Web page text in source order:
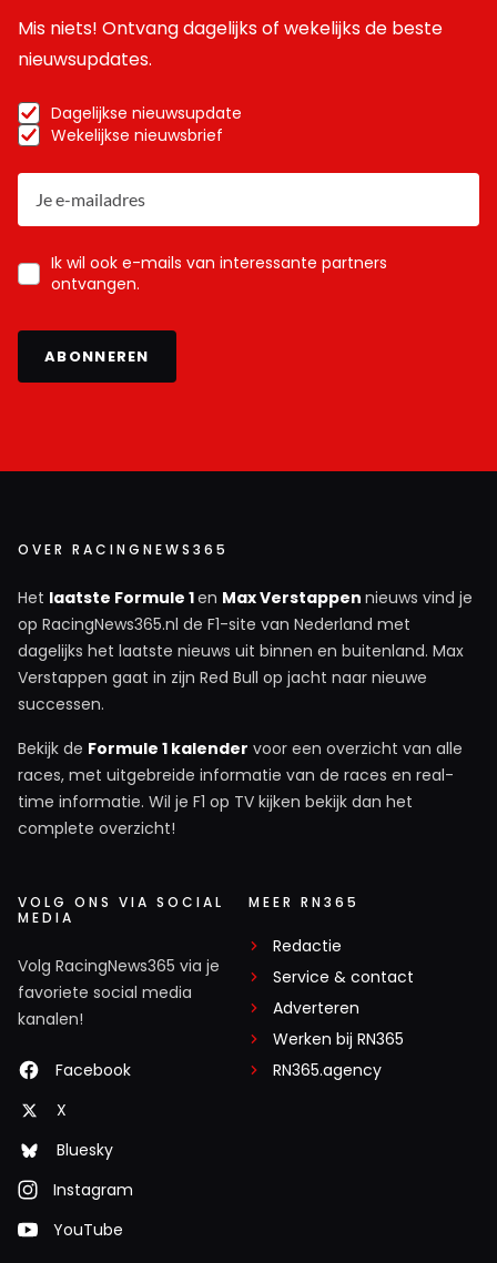
Mis niets! Ontvang dagelijks of wekelijks de beste
nieuwsupdates.
Dagelijkse nieuwsupdate
Wekelijkse nieuwsbrief
Ik wil ook e-mails van interessante partners
ontvangen.
ABONNEREN
OVER RACINGNEWS365
Het laatste Formule 1en Max Verstappen nieuws vind je
op RacingNews365.nl de F1-site van Nederland met
dagelijks het laatste nieuws uit binnen en buitenland. Max
Verstappen gaat in zijn Red Bull op jacht naar nieuwe
successen.
Bekijk de Formule 1 kalender voor een overzicht van alle
races, met uitgebreide informatie van de races en real-
time informatie. Wil je F1 op TV kijken bekijk dan het
complete overzicht!
VOLG ONS VIA SOCIAL
MEDIA
Volg RacingNews365 via je
favoriete social media
kanalen!
Facebook
X
Bluesky
Instagram
YouTube
MEER RN365
Redactie
Service & contact
Adverteren
Werken bij RN365
RN365.agency